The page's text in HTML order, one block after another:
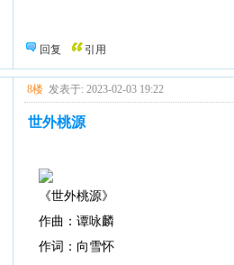
回复 引用
8楼 发表于: 2023-02-03 19:22
世外桃源
《世外桃源》
作曲：谭咏麟
作词：向雪怀